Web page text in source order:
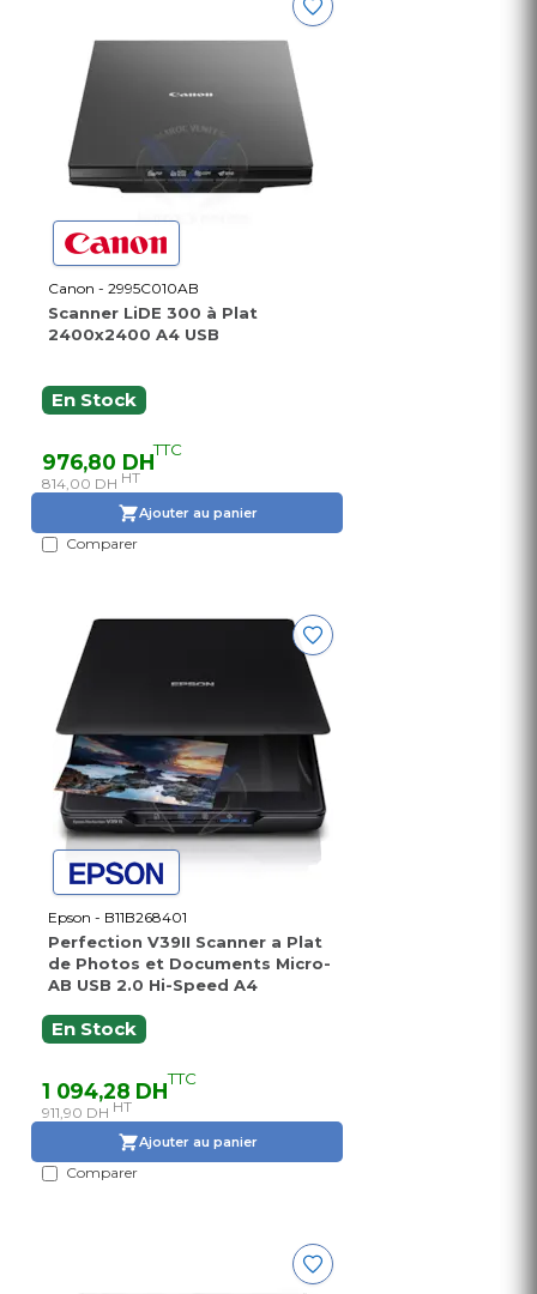
Canon - 2995C010AB
Scanner LiDE 300 à Plat
2400x2400 A4 USB
En Stock
976,80 DHTTC
814,00 DH HT
Ajouter au panier
Comparer
Epson - B11B268401
Perfection V39II Scanner a Plat
de Photos et Documents Micro-
AB USB 2.0 Hi-Speed A4
En Stock
1 094,28 DHTTC
911,90 DH HT
Ajouter au panier
Comparer